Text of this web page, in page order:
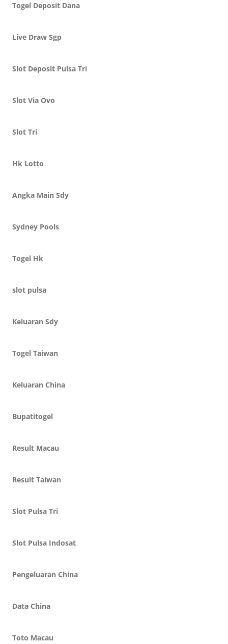
Togel Deposit Dana
Live Draw Sgp
Slot Deposit Pulsa Tri
Slot Via Ovo
Slot Tri
Hk Lotto
Angka Main Sdy
Sydney Pools
Togel Hk
slot pulsa
Keluaran Sdy
Togel Taiwan
Keluaran China
Bupatitogel
Result Macau
Result Taiwan
Slot Pulsa Tri
Slot Pulsa Indosat
Pengeluaran China
Data China
Toto Macau